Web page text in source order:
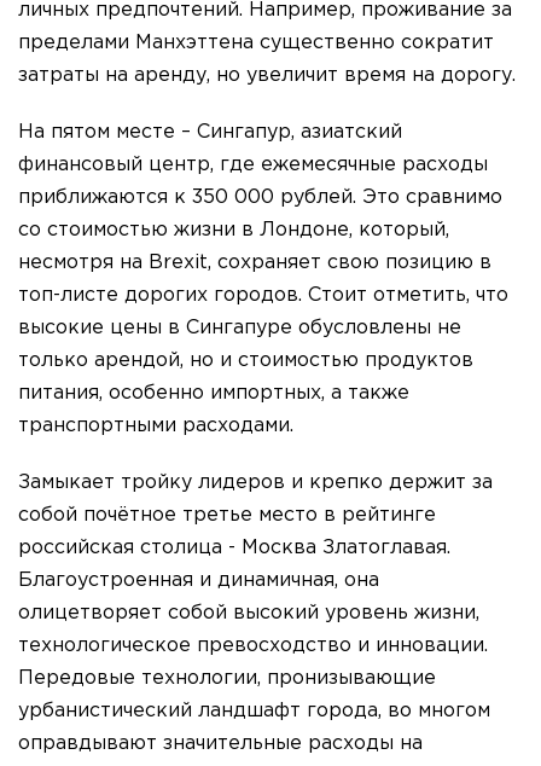
личных предпочтений. Например, проживание за
пределами Манхэттена существенно сократит
затраты на аренду, но увеличит время на дорогу.
На пятом месте – Сингапур, азиатский
финансовый центр, где ежемесячные расходы
приближаются к 350 000 рублей. Это сравнимо
со стоимостью жизни в Лондоне, который,
несмотря на Brexit, сохраняет свою позицию в
топ-листе дорогих городов. Стоит отметить, что
высокие цены в Сингапуре обусловлены не
только арендой, но и стоимостью продуктов
питания, особенно импортных, а также
транспортными расходами.
Замыкает тройку лидеров и крепко держит за
собой почётное третье место в рейтинге
российская столица - Москва Златоглавая.
Благоустроенная и динамичная, она
олицетворяет собой высокий уровень жизни,
технологическое превосходство и инновации.
Передовые технологии, пронизывающие
урбанистический ландшафт города, во многом
оправдывают значительные расходы на